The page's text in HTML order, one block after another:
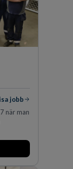
är
jobb
när man
har